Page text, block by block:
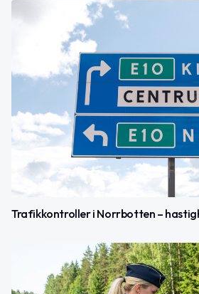
Trafikkontroller i Norrbotten –